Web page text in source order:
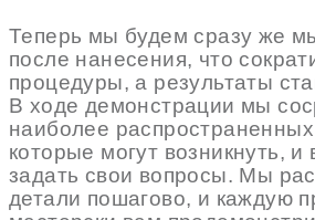
Теперь мы будем сразу же
после нанесения, что
процедуры, а результаты
В ходе демонстрации мы
наиболее
которые могут возникнуть,
задать свои вопросы. Мы
детали пошагово, и каждую